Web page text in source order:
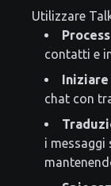
Utilizzare
contatti e
Iniziare
chat con
i messaggi